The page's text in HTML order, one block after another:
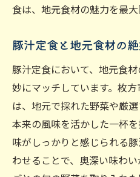
食は、地元食材の魅力を最大
豚汁定食と地元食材の
豚汁定食において、地元食
妙にマッチしています。枚
は、地元で採れた野菜や厳
本来の風味を活かした一杯
味がしっかりと感じられる
わせることで、奥深い味わ